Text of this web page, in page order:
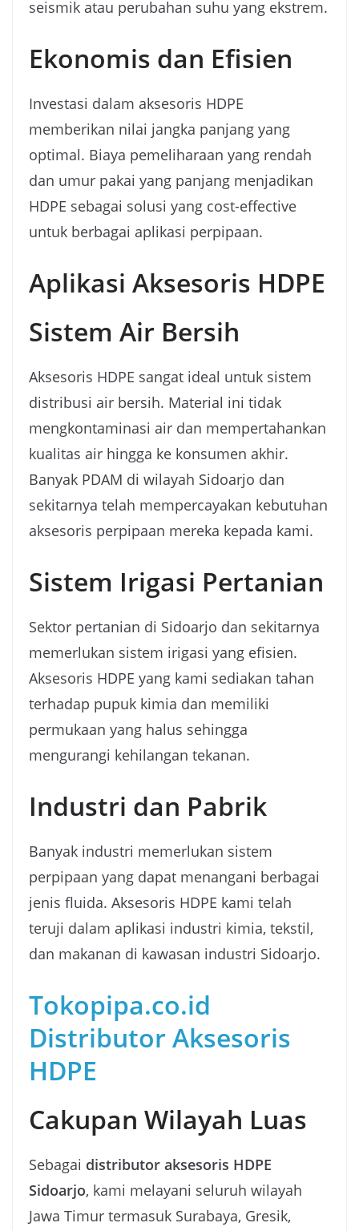
seismik atau perubahan suhu yang ekstrem.
Ekonomis dan Efisien
Investasi dalam aksesoris HDPE
memberikan nilai jangka panjang yang
optimal. Biaya pemeliharaan yang rendah
dan umur pakai yang panjang menjadikan
HDPE sebagai solusi yang cost-effective
untuk berbagai aplikasi perpipaan.
Aplikasi Aksesoris HDPE
Sistem Air Bersih
Aksesoris HDPE sangat ideal untuk sistem
distribusi air bersih. Material ini tidak
mengkontaminasi air dan mempertahankan
kualitas air hingga ke konsumen akhir.
Banyak PDAM di wilayah Sidoarjo dan
sekitarnya telah mempercayakan kebutuhan
aksesoris perpipaan mereka kepada kami.
Sistem Irigasi Pertanian
Sektor pertanian di Sidoarjo dan sekitarnya
memerlukan sistem irigasi yang efisien.
Aksesoris HDPE yang kami sediakan tahan
terhadap pupuk kimia dan memiliki
permukaan yang halus sehingga
mengurangi kehilangan tekanan.
Industri dan Pabrik
Banyak industri memerlukan sistem
perpipaan yang dapat menangani berbagai
jenis fluida. Aksesoris HDPE kami telah
teruji dalam aplikasi industri kimia, tekstil,
dan makanan di kawasan industri Sidoarjo.
Tokopipa.co.id
Distributor Aksesoris
HDPE
Cakupan Wilayah Luas
Sebagai distributor aksesoris HDPE
Sidoarjo, kami melayani seluruh wilayah
Jawa Timur termasuk Surabaya, Gresik,